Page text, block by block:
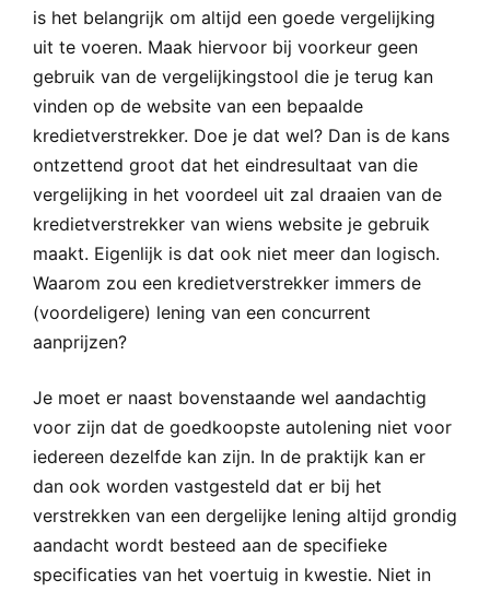
is het belangrijk om altijd een goede vergelijking
uit te voeren. Maak hiervoor bij voorkeur geen
gebruik van de vergelijkingstool die je terug kan
vinden op de website van een bepaalde
kredietverstrekker. Doe je dat wel? Dan is de kans
ontzettend groot dat het eindresultaat van die
vergelijking in het voordeel uit zal draaien van de
kredietverstrekker van wiens website je gebruik
maakt. Eigenlijk is dat ook niet meer dan logisch.
Waarom zou een kredietverstrekker immers de
(voordeligere) lening van een concurrent
aanprijzen?
Je moet er naast bovenstaande wel aandachtig
voor zijn dat de goedkoopste autolening niet voor
iedereen dezelfde kan zijn. In de praktijk kan er
dan ook worden vastgesteld dat er bij het
verstrekken van een dergelijke lening altijd grondig
aandacht wordt besteed aan de specifieke
specificaties van het voertuig in kwestie. Niet in